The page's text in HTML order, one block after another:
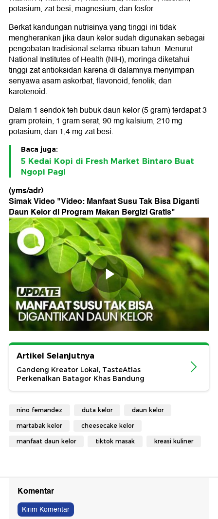
potasium, zat besi, magnesium, dan fosfor.
Berkat kandungan nutrisinya yang tinggi ini tidak
mengherankan jika daun kelor sudah digunakan sebagai
pengobatan tradisional selama ribuan tahun. Menurut
National Institutes of Health (NIH), moringa diketahui
tinggi zat antioksidan karena di dalamnya menyimpan
senyawa asam askorbat, flavonoid, fenolik, dan
karotenoid.
Dalam 1 sendok teh bubuk daun kelor (5 gram) terdapat 3
gram protein, 1 gram serat, 90 mg kalsium, 210 mg
potasium, dan 1,4 mg zat besi.
Baca juga:
5 Kedai Kopi di Fresh Market Bintaro Buat
Ngopi Pagi
(yms/adr)
Simak Video "Video: Manfaat Susu Tak Bisa Diganti
Daun Kelor di Program Makan Bergizi Gratis"
Artikel Selanjutnya
Gandeng Kreator Lokal, TasteAtlas
Perkenalkan Batagor Khas Bandung
nino fernandez duta kelor daun kelor
martabak kelor cheesecake kelor
manfaat daun kelor tiktok masak kreasi kuliner
Komentar
Kirim Komentar